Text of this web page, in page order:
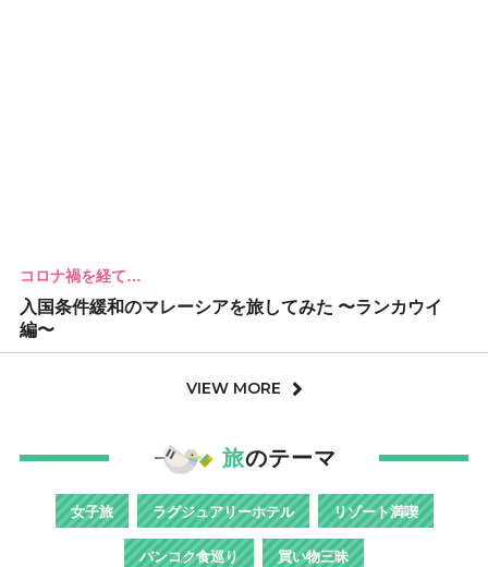
コロナ禍を経て…
入国条件緩和のマレーシアを旅してみた 〜ランカウイ
編〜
VIEW MORE
旅のテーマ
女子旅 ラグジュアリーホテル リゾート満喫
バンコク食巡り 買い物三昧